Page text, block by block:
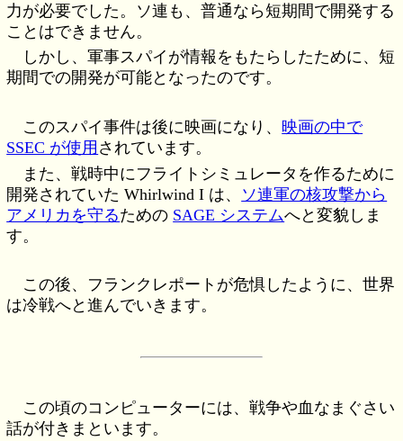
力が必要でした。ソ連も、普通なら短期間で開発する
ことはできません。
しかし、軍事スパイが情報をもたらしたために、短
期間での開発が可能となったのです。
このスパイ事件は後に映画になり、 映画の中で
SSEC が使用 されています。
また、戦時中にフライトシミュレータを作るために
開発されていた Whirlwind I は、 ソ連軍の核攻撃から
アメリカを守るための SAGE システムへと変貌しま
す。
この後、フランクレポートが危惧したように、世界
は冷戦へと進んでいきます。
この頃のコンピューターには、戦争や血なまぐさい
話が付きまといます。